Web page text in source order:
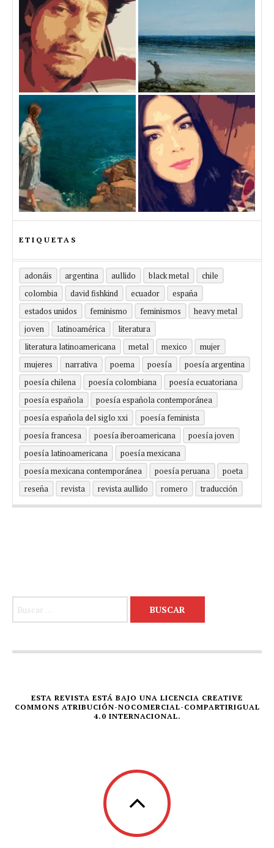
ETIQUETAS
adonáis argentina aullido black metal
chile
colombia
david fishkind ecuador
españa
estados unidos
feminismo feminismos
heavy metal
joven
latinoamérica
literatura
literatura latinoamericana
metal mexico
mujer
mujeres
narrativa poema poesía
poesía argentina
poesía chilena
poesía colombiana
poesía ecuatoriana
poesía española
poesía española contemporánea
poesía española del siglo xxi
poesía feminista
poesía francesa
poesía iberoamericana
poesía joven
poesía latinoamericana
poesía mexicana
poesía mexicana contemporánea
poesía peruana
poeta
reseña
revista revista aullido romero traducción
ESTA REVISTA ESTÁ BAJO UNA LICENCIA CREATIVE
COMMONS ATRIBUCIÓN-NOCOMERCIAL-COMPARTIRIGUAL
4.0 INTERNACIONAL.